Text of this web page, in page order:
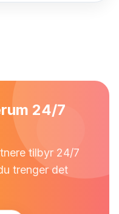
24/7
tilbyr 24/7
trenger det